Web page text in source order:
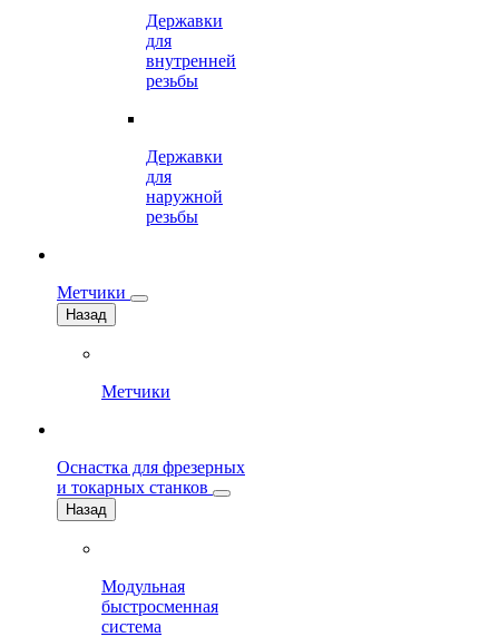
Державки
для
внутренней
резьбы
Державки
для
наружной
резьбы
Метчики
Назад
Метчики
Оснастка для фрезерных
и токарных станков
Назад
Модульная
быстросменная
система